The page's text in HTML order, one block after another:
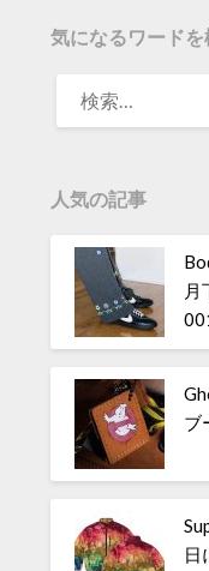
気になるワードを
人気の記事
月
ブ
日